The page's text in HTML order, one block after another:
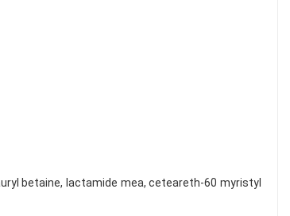
betaine, lactamide mea, ceteareth-60 myristyl